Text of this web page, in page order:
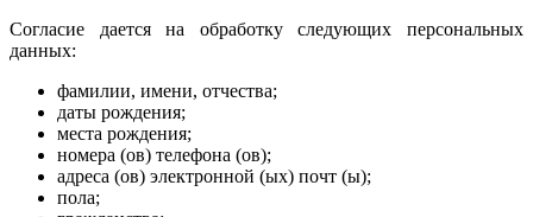
Согласие дается на обработку следующих персональных
данных:
фамилии, имени, отчества;
даты рождения;
места рождения;
номера (ов) телефона (ов);
адреса (ов) электронной (ых) почт (ы);
пола;